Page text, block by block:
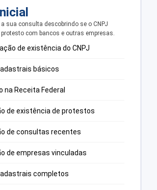
sua consulta descobrindo se o CNPJ
com bancos e outras empresas.
de existência do CNPJ
básicos
na Receita Federal
de existência de protestos
de consultas recentes
de empresas vinculadas
completos